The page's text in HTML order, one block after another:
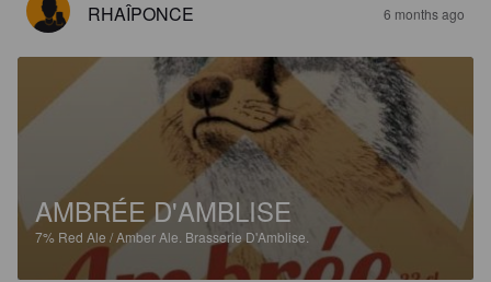
RHAÎPONCE 6 months ago
AMBRÉE D'AMBLISE
7% Red Ale / Amber Ale. Brasserie D'Amblise.